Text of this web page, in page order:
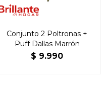
Conjunto 2 Poltronas +
Puff Dallas Marrón
$ 9.990